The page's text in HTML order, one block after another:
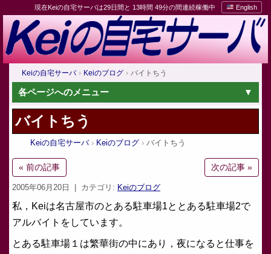
現在Keiの自宅サーバは29日間と 13時間 49分の間連続稼働中 English
Keiの自宅サーバ Keiのブログ バイトちう
各ページへのメニュー
バイトちう
Keiの自宅サーバ Keiのブログ バイトちう
« 前の記事 次の記事 »
2005年06月20日 | カテゴリ: Keiのブログ
私，Keiは名古屋市のとある駐車場1ととある駐車場2で
アルバイトをしています。
とある駐車場１は繁華街の中にあり，夜になると仕事を